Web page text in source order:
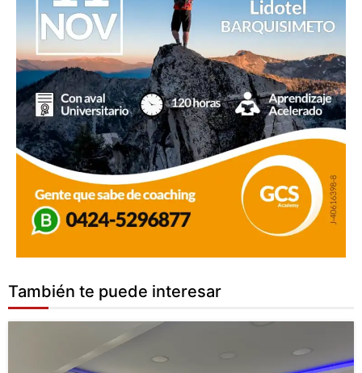
También te puede interesar